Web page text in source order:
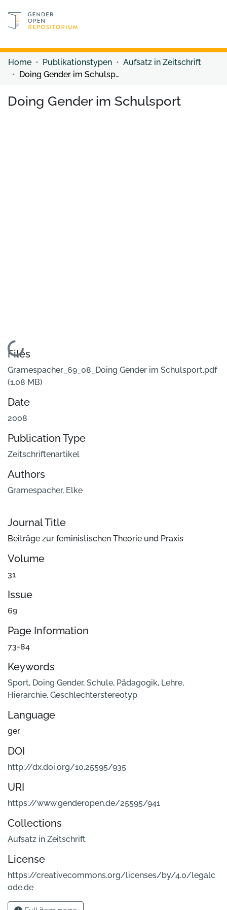
Discover content
Home Publikationstypen
Aufsatz in Zeitschrift
Doing Gender im Schulsport
Doing Gender im Schulsport
Loading...
Files
Gramespacher_69_08_Doing Gender im Schulsport.pdf
(1.08 MB)
Date
2008
Publication Type
Zeitschriftenartikel
Authors
Gramespacher, Elke
Journal Title
Beiträge zur feministischen Theorie und Praxis
Volume
31
Issue
69
Page Information
73-84
Keywords
Sport, Doing Gender, Schule, Pädagogik, Lehre,
Hierarchie, Geschlechterstereotyp
Language
ger
DOI
http://dx.doi.org/10.25595/935
URI
https://www.genderopen.de/25595/941
Collections
Aufsatz in Zeitschrift
License
https://creativecommons.org/licenses/by/4.0/legalc
ode.de